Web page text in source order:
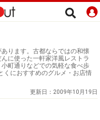
ります。古都ならではの和懐
に使った一軒家洋風レストラ
町通りなどでの気軽な食べ歩
くにおすすめのグルメ・お店情
更新日： 2009年10月19日